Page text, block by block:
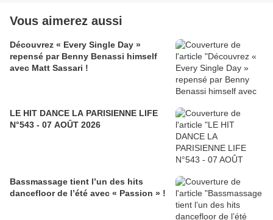
Vous aimerez aussi
Découvrez « Every Single Day »
repensé par Benny Benassi himself
avec Matt Sassari !
LE HIT DANCE LA PARISIENNE LIFE
N°543 - 07 AOÛT 2026
Bassmassage tient l’un des hits
dancefloor de l’été avec « Passion » !